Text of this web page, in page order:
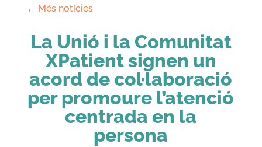
← Més notícies
La Unió i la Comunitat
XPatient signen un
acord de col·laboració
per promoure l’atenció
centrada en la
persona